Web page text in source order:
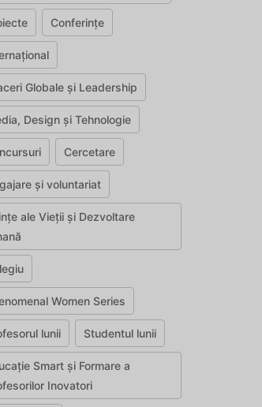
Conferințe
Globale și Leadership
Design și Tehnologie
Cercetare
și voluntariat
ale Vieții și Dezvoltare
Women Series
lunii Studentul lunii
Smart și Formare a
Inovatori